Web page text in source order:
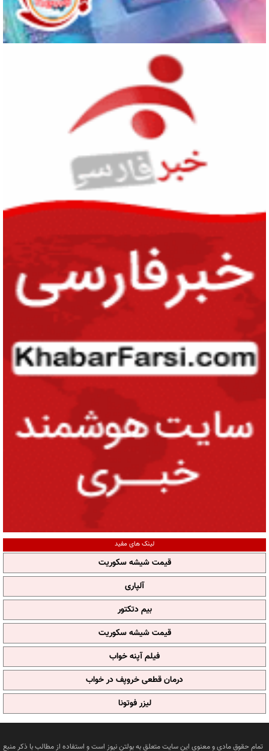
لینک های مفید
قیمت شیشه سکوریت
آلپاری
بیم دتکتور
قیمت شیشه سکوریت
فیلم آپنه خواب
درمان قطعی خروپف در خواب
لیزر فوتونا
تمام حقوق مادی و معنوی این سایت متعلق به بولتن نیوز است و استفاده از مطالب با ذکر منبع